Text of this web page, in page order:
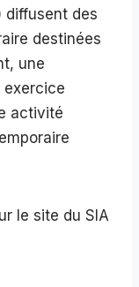
diffusent des
destinées
une
exercice
activité
le site du SIA